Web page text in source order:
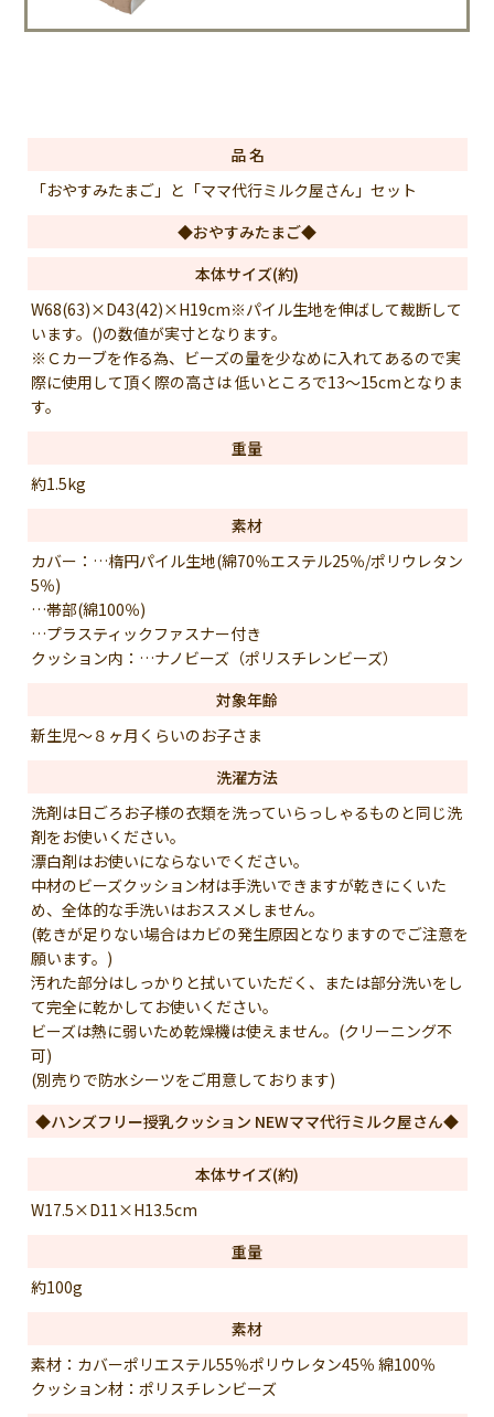
品 名
「おやすみたまご」と「ママ代行ミルク屋さん」セット
◆おやすみたまご◆
本体サイズ(約)
W68(63)×D43(42)×H19cm※パイル生地を伸ばして裁断して
います。()の数値が実寸となります。
※Ｃカーブを作る為、ビーズの量を少なめに入れてあるので実
際に使用して頂く際の高さは 低いところで13〜15cmとなりま
す。
重量
約1.5kg
素材
カバー：…楕円パイル生地(綿70％エステル25％/ポリウレタン
5％)
…帯部(綿100％)
…プラスティックファスナー付き
クッション内：…ナノビーズ（ポリスチレンビーズ）
対象年齢
新生児～８ヶ月くらいのお子さま
洗濯方法
洗剤は日ごろお子様の衣類を洗っていらっしゃるものと同じ洗
剤をお使いください。
漂白剤はお使いにならないでください。
中材のビーズクッション材は手洗いできますが乾きにくいた
め、全体的な手洗いはおススメしません。
(乾きが足りない場合はカビの発生原因となりますのでご注意を
願います。)
汚れた部分はしっかりと拭いていただく、または部分洗いをし
て完全に乾かしてお使いください。
ビーズは熱に弱いため乾燥機は使えません。(クリーニング不
可)
(別売りで防水シーツをご用意しております)
◆ハンズフリー授乳クッション NEWママ代行ミルク屋さん◆
本体サイズ(約)
W17.5×D11×H13.5cm
重量
約100g
素材
素材：カバーポリエステル55％ポリウレタン45％ 綿100％
クッション材：ポリスチレンビーズ